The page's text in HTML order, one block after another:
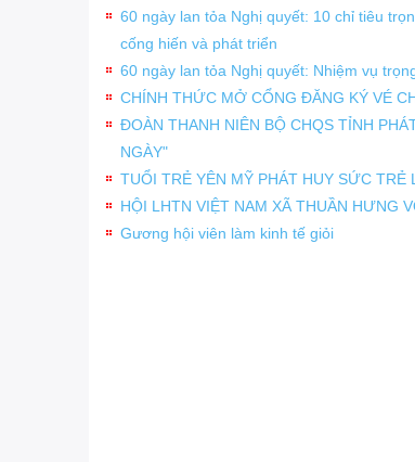
60 ngày lan tỏa Nghị quyết: 10 chỉ tiêu
cống hiến và phát triển
60 ngày lan tỏa Nghị quyết: Nhiệm vụ
CHÍNH THỨC MỞ CỔNG ĐĂNG KÝ VÉ
ĐOÀN THANH NIÊN BỘ CHQS TỈNH
NGÀY"
TUỔI TRẺ YÊN MỸ PHÁT HUY SỨC TRẺ
HỘI LHTN VIỆT NAM XÃ THUẦN HƯNG
Gương hội viên làm kinh tế giỏi